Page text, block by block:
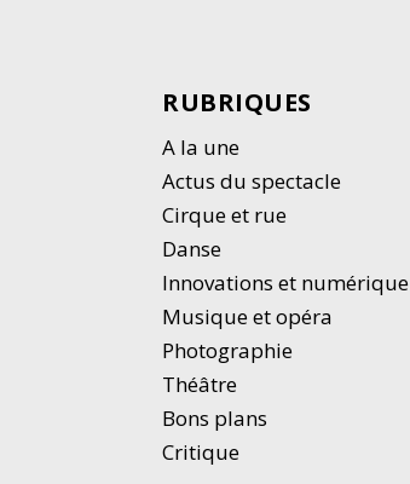
RUBRIQUES
A la une
Actus du spectacle
Cirque et rue
Danse
Innovations et numérique
Musique et opéra
Photographie
Théâtre
Bons plans
Critique